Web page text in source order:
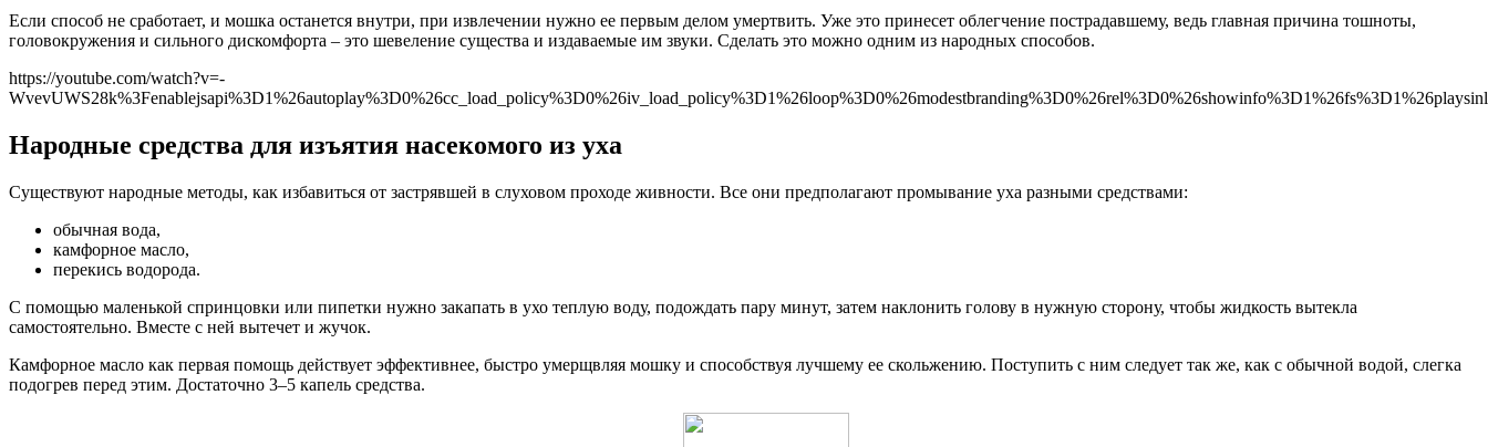
Если способ не сработает, и мошка останется внутри, при извлечении нужно ее первым делом умертвить. Уже это принесет облегчение пострадавшему, ведь главная причина тошноты,
головокружения и сильного дискомфорта – это шевеление существа и издаваемые им звуки. Сделать это можно одним из народных способов.
https://youtube.com/watch?v=-
Народные средства для изъятия насекомого из уха
Существуют народные методы, как избавиться от застрявшей в слуховом проходе живности. Все они предполагают промывание уха разными средствами:
обычная вода,
камфорное масло,
перекись водорода.
С помощью маленькой спринцовки или пипетки нужно закапать в ухо теплую воду, подождать пару минут, затем наклонить голову в нужную сторону, чтобы жидкость вытекла
самостоятельно. Вместе с ней вытечет и жучок.
Камфорное масло как первая помощь действует эффективнее, быстро умерщвляя мошку и способствуя лучшему ее скольжению. Поступить с ним следует так же, как с обычной водой, слегка
подогрев перед этим. Достаточно 3–5 капель средства.